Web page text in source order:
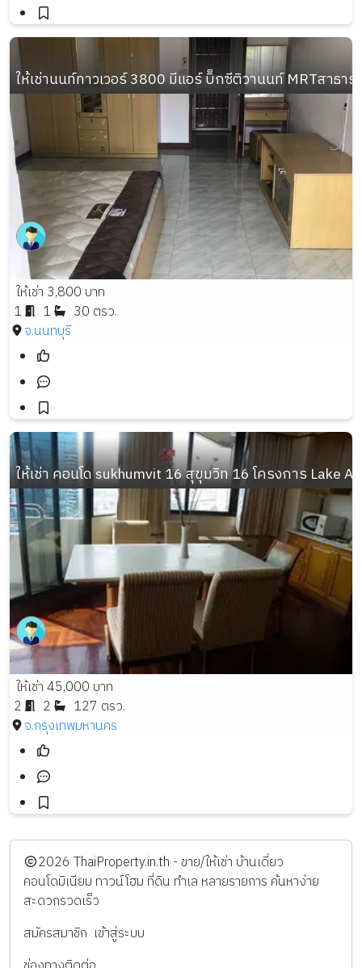
ให้เช่านนท์ทาวเวอร์ 3800 มีแอร์ บิ็กซีติวานนท์ MRTสาธา
ให้เช่า 3,800 บาท
1
1
30 ตรว.
จ.นนทบุรี
ให้เช่า คอนโด sukhumvit 16 สุขุมวิท 16 โครงการ Lake
ให้เช่า 45,000 บาท
2
2
127 ตรว.
จ.กรุงเทพมหานคร
️2026 ThaiProperty.in.th - ขาย/ให้เช่า บ้านเดี่ยว
คอนโดมิเนียม ทาวน์โฮม ที่ดิน ทำเล หลายรายการ ค้นหาง่าย
สะดวกรวดเร็ว
สมัครสมาชิก เข้าสู่ระบบ